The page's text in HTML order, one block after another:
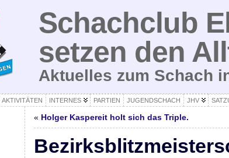
Schachclub
setzen den
Aktuelles zum Schach
AKTIVITÄTEN INTERNES PARTIEN JUGENDSCHACH JHV
« Holger Kaspereit holt sich das Triple.